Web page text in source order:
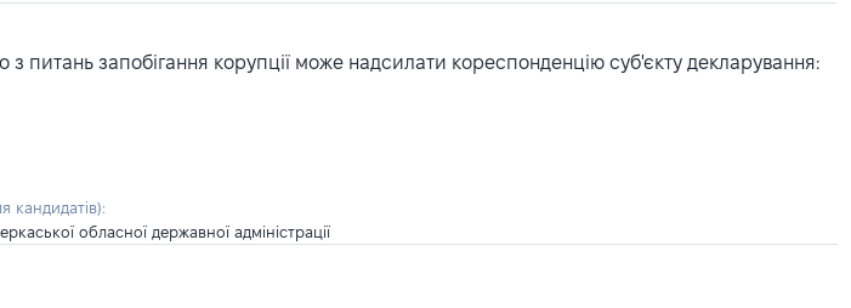
питань запобігання корупції може надсилати кореспонденцію суб'єкту декларування:
кандидатів):
обласної державної адміністрації